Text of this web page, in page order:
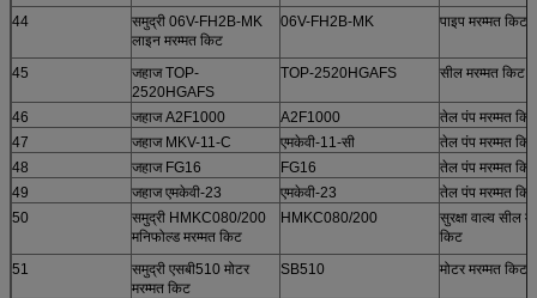
44
समुद्री 06V-FH2B-MK
लाइन मरम्मत किट
06V-FH2B-MK पाइप मरम्मत किट
45
जहाज TOP-
2520HGAFS
TOP-2520HGAFS सील मरम्मत किट
46 जहाज A2F1000 A2F1000
तेल पंप मरम्मत किट
47
जहाज MKV-11-C एमकेवी-11-सी
तेल पंप मरम्मत किट
48
जहाज FG16 FG16
तेल पंप मरम्मत किट
49
जहाज एमकेवी-23 एमकेवी-23
तेल पंप मरम्मत किट
50
समुद्री HMKC080/200
मनिफोल्ड मरम्मत किट
HMKC080/200
सुरक्षा वाल्व सील
किट
51
समुद्री एसबी510 मोटर
मरम्मत किट
SB510 मोटर मरम्मत किट